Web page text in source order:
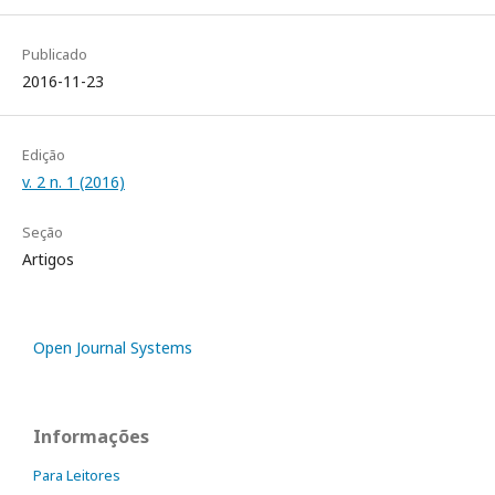
Publicado
2016-11-23
Edição
v. 2 n. 1 (2016)
Seção
Artigos
Open Journal Systems
Informações
Para Leitores